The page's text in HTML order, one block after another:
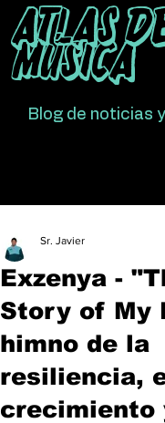
Atlas
Música
Blog de noticias
Exzenya -
Story of My
himno de la
resiliencia,
crecimiento
Sr. Javier